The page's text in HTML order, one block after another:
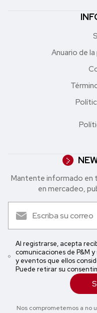
Anuario de
Mantente informado en
en mercadeo,
Al registrarse, acepta
comunicaciones de P&M
y eventos que ellos
Puede retirar su
Nos comprometemos a no